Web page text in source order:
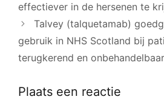
effectiever in de hersenen te
Talvey (talquetamab)
gebruik in NHS Scotland bij
terugkerend en
Plaats een reactie